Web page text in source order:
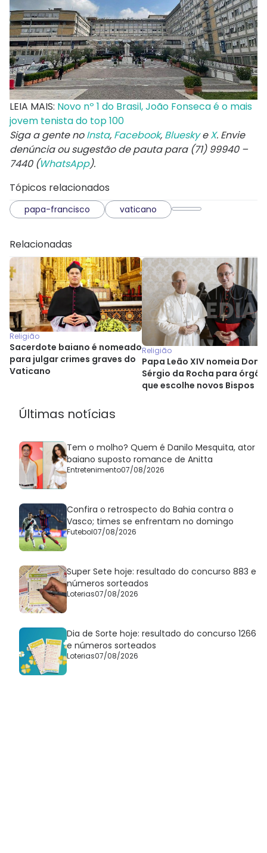
LEIA MAIS: Novo nº 1 do Brasil, João Fonseca é o mais
jovem tenista do top 100
Siga a gente noInsta, Facebook, BlueskyeX. Envie
denúncia ou sugestão de pauta para (71) 99940 –
7440 (WhatsApp).
Tópicos relacionados
papa-francisco vaticano
Relacionadas
Religião
Sacerdote baiano é nomeado
para julgar crimes graves do
Vaticano
Religião
Papa Leão XIV nomeia Dom
Sérgio da Rocha para órgão
que escolhe novos Bispos
Últimas notícias
Tem o molho? Quem é Danilo Mesquita, ator
baiano suposto romance de Anitta
Entretenimento07/08/2026
Confira o retrospecto do Bahia contra o
Vasco; times se enfrentam no domingo
Futebol07/08/2026
Super Sete hoje: resultado do concurso 883 e
números sorteados
Loterias07/08/2026
Dia de Sorte hoje: resultado do concurso 1266
e números sorteados
Loterias07/08/2026